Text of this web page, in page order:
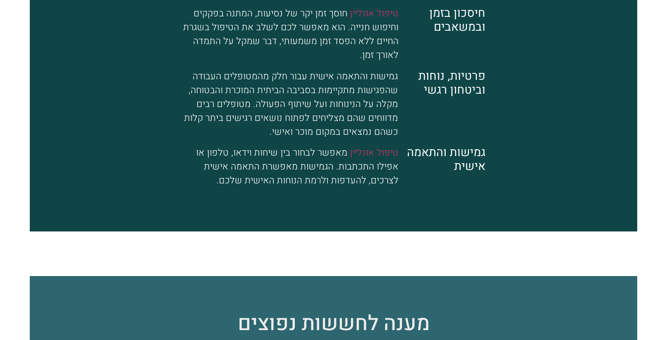
חיסכון בזמן
ובמשאבים
טיפול אונלייןחוסך זמן יקר של נסיעות, המתנה בפקקים
וחיפוש חנייה. הוא מאפשר לכם לשלב את הטיפול בשגרת
החיים ללא הפסד זמן משמעותי, דבר שמקל על התמדה
לאורך זמן.
פרטיות, נוחות
וביטחון רגשי
גמישות והתאמה אישית עבור חלק מהמטופלים העבודה
שהפגישות מתקיימות בסביבה הביתית המוכרת והבטוחה,
מקלה על הנינוחות ועל שיתוף הפעולה. מטופלים רבים
מדווחים שהם מצליחים לפתוח נושאים רגישים ביתר קלות
כשהם נמצאים במקום מוכר ואישי.
גמישות והתאמה
אישית
טיפול אונלייןמאפשר לבחור בין שיחות וידאו, טלפון או
אפילו התכתבות. הגמישות מאפשרת התאמה אישית
לצרכים, להעדפות ולרמת הנוחות האישית שלכם.
מענה לחששות נפוצים